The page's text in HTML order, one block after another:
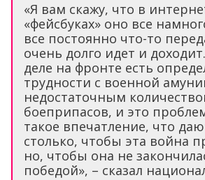
«Я вам скажу, что в
«фейсбуках» оно все
все постоянно что-то
очень долго идет и
деле на фронте есть
трудности с военной
недостаточным
боеприпасов, и это
такое впечатление, что
столько, чтобы эта война
но, чтобы она не
победой», – сказал